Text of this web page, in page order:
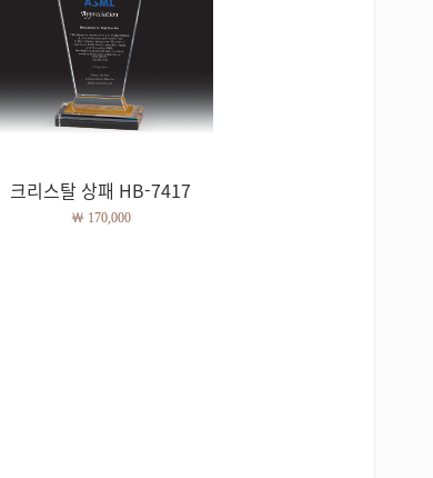
크리스탈 상패 HB-7417
￦ 170,000